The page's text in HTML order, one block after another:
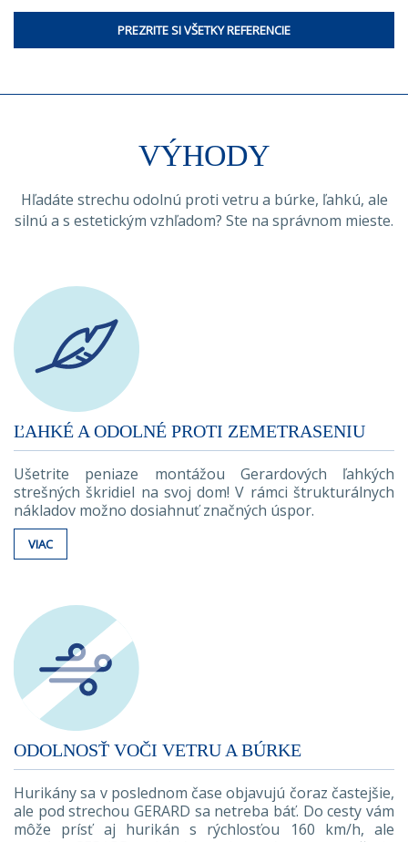
PREZRITE SI VŠETKY REFERENCIE
VÝHODY
Hľadáte strechu odolnú proti vetru a búrke, ľahkú, ale
silnú a s estetickým vzhľadom? Ste na správnom mieste.
ĽAHKÉ A ODOLNÉ PROTI ZEMETRASENIU
Ušetrite peniaze montážou Gerardových ľahkých
strešných škridiel na svoj dom! V rámci štrukturálnych
nákladov možno dosiahnuť značných úspor.
VIAC
ODOLNOSŤ VOČI VETRU A BÚRKE
Hurikány sa v poslednom čase objavujú čoraz častejšie,
ale pod strechou GERARD sa netreba báť. Do cesty vám
môže prísť aj hurikán s rýchlosťou 160 km/h, ale